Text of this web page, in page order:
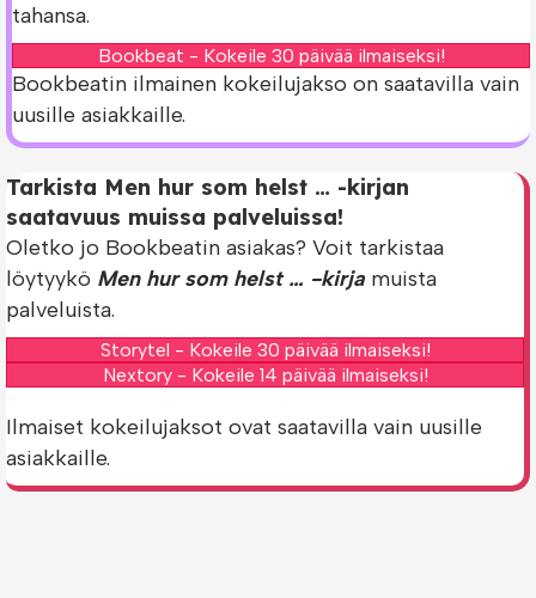
tahansa.
Bookbeat - Kokeile 30 päivää ilmaiseksi!
Bookbeatin ilmainen kokeilujakso on saatavilla vain
uusille asiakkaille.
Tarkista Men hur som helst … -kirjan
saatavuus muissa palveluissa!
Oletko jo Bookbeatin asiakas? Voit tarkistaa
löytyykö Men hur som helst … -kirja muista
palveluista.
Storytel - Kokeile 30 päivää ilmaiseksi!
Nextory - Kokeile 14 päivää ilmaiseksi!
Ilmaiset kokeilujaksot ovat saatavilla vain uusille
asiakkaille.